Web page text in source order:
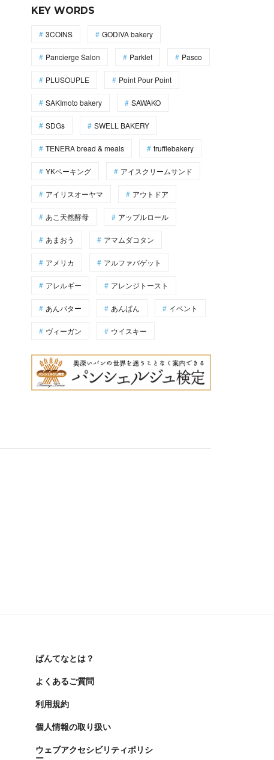
KEY WORDS
3COINS GODIVA bakery
Pancierge Salon Parklet Pasco
PLUSOUPLE Point Pour Point
SAKImoto bakery SAWAKO
SDGs SWELL BAKERY
TENERA bread & meals trufflebakery
YKベーキング アイスクリームサンド
アイリスオーヤマ アウトドア
あこ天然酵母 アップルロール
あまおう アマムダコタン
アメリカ アルファバゲット
アレルギー アレンジトースト
あんバター あんぱん イベント
ヴィーガン ウイスキー
ぱんてなとは？
よくあるご質問
利用規約
個人情報の取り扱い
ウェブアクセシビリティポリシ
ー